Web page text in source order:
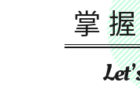
掌